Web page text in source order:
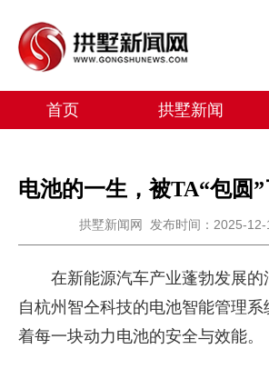
首页 拱墅新闻
电池的一生，被TA“包圆”
拱墅新闻网 发布时间：2025-
在新能源汽车产业蓬勃发展
自杭州智仝科技的电池智能管理
着每一块动力电池的安全与效能。